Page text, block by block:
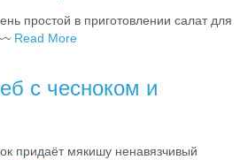
простой в приготовлении салат для
Read More
с чесноком и
придаёт мякишу ненавязчивый